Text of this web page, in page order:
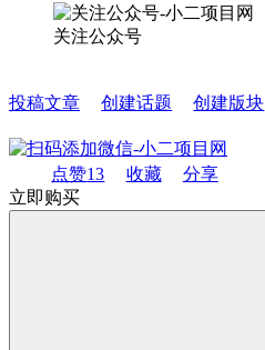
关注公众号
投稿文章 创建话题 创建版块
点赞13 收藏
分享
立即购买